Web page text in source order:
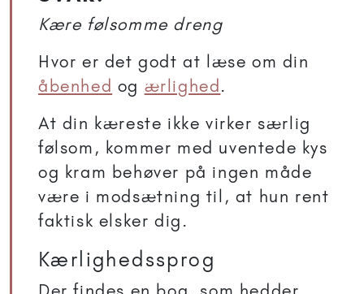
Kære følsomme dreng
Hvor er det godt at læse om din
åbenhed og ærlighed .
At din kæreste ikke virker særlig
følsom, kommer med uventede kys
og kram behøver på ingen måde
være i modsætning til, at hun rent
faktisk elsker dig.
Kærlighedssprog